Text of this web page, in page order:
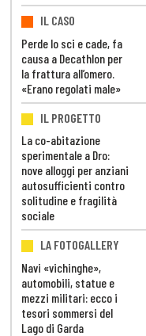
IL CASO
Perde lo sci e cade, fa
causa a Decathlon per
la frattura all’omero.
«Erano regolati male»
IL PROGETTO
La co-abitazione
sperimentale a Dro:
nove alloggi per anziani
autosufficienti contro
solitudine e fragilità
sociale
LA FOTOGALLERY
Navi «vichinghe»,
automobili, statue e
mezzi militari: ecco i
tesori sommersi del
Lago di Garda